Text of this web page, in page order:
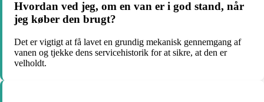
Hvordan ved jeg, om en van er i god stand, når
jeg køber den brugt?
Det er vigtigt at få lavet en grundig mekanisk gennemgang af
vanen og tjekke dens servicehistorik for at sikre, at den er
velholdt.